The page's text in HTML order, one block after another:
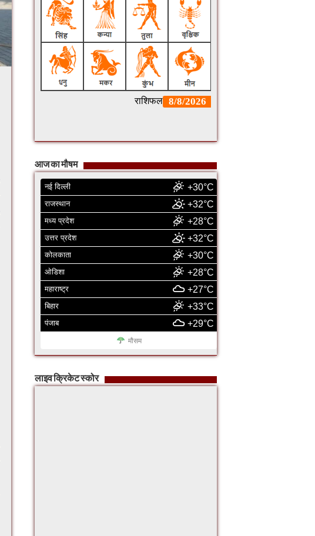
आज का मौषम
नई दिल्ली +30°C
राजस्थान +32°C
मध्य प्रदेश +28°C
उत्तर प्रदेश +32°C
कोलकाता +30°C
ओडिशा +28°C
महाराष्ट्र +27°C
बिहार +33°C
पंजाब +29°C
मौसम
लाइव क्रिकेट स्कोर